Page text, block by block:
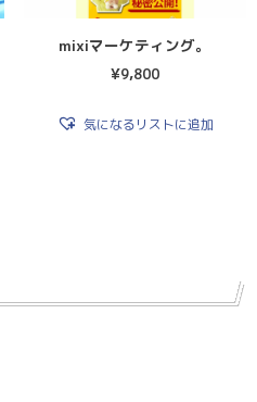
mixiマーケティング。
¥9,800
気になるリストに追加